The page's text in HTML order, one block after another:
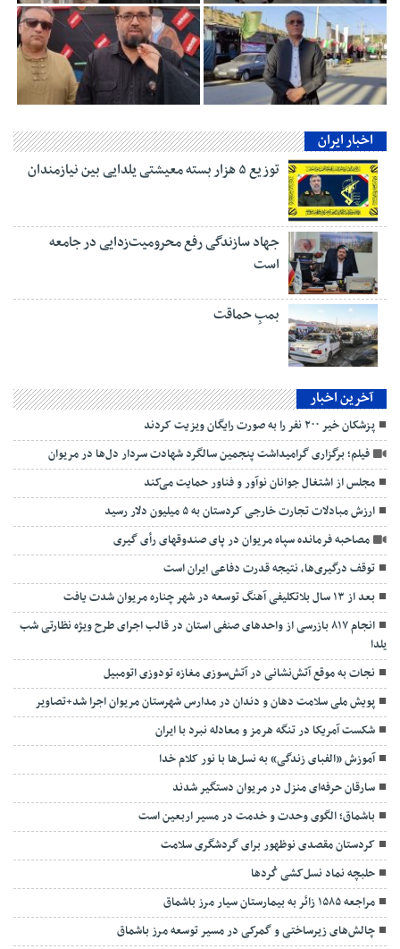
اخبار ایران
توزیع ۵ هزار بسته معیشتی یلدایی بین نیازمندان
جهاد سازندگی رفع محرومیت‌زدایی در جامعه
است
بمبِ حماقت
آخرین اخبار
پزشکان خیر ۲۰۰ نفر را به صورت رایگان ویزیت کردند
فیلم؛ برگزاری گرامیداشت پنجمین سالگرد شهادت سردار دل‌ها در مریوان
مجلس از اشتغال جوانان نوآور و فناور حمایت می‌کند
ارزش مبادلات تجارت خارجی کردستان به ۵ میلیون دلار رسید
مصاحبه فرمانده سپاه مریوان در پای صندوقهای رأی گیری
توقف درگیری‌ها، نتیجه قدرت دفاعی ایران است
بعد از ۱۳ سال بلاتکلیفی آهنگ توسعه در شهر چناره مریوان شدت یافت
انجام ۸۱۷ بازرسی از واحدهای صنفی استان در قالب اجرای طرح ویژه نظارتی شب
یلدا
نجات به موقع آتش‌نشانی در آتش‌سوزی مغازه تودوزی اتومبیل
پویش ملی سلامت دهان و دندان در مدارس شهرستان مریوان اجرا شد+تصاویر
شکست آمریکا در تنگه هرمز و معادله نبرد با ایران
آموزش «الفبای زندگی» به نسل‌ها با نور کلام خدا
سارقان حرفه‌ای منزل در مریوان دستگیر شدند
باشماق؛ الگوی وحدت و خدمت در مسیر اربعین است
کردستان مقصدی نوظهور برای گردشگری سلامت
حلبچه نماد نسل‌کشی کُردها
مراجعه ۱۵۸۵ زائر به بیمارستان سیار مرز باشماق
چالش‌های زیرساختی و گمرکی در مسیر توسعه مرز باشماق